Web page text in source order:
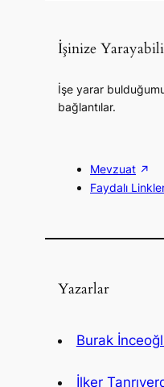
İşinize
İşe yarar
bağlantılar.
Mevzuat
Faydalı
Yazarlar
Burak
İlker